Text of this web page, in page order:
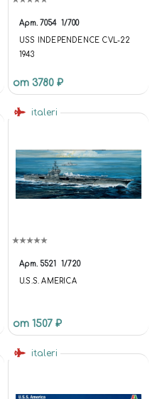
Арт. 7054 1/700
USS INDEPENDENCE CVL-22
1943
от 3780 ₽
italeri
Арт. 5521 1/720
U.S.S. AMERICA
от 1507 ₽
italeri